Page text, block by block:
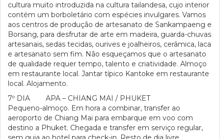
cultura muito introduzida na cultura tailandesa, cujo interior
contém um borboletário com espécies invulgares. Vamos
aos centros de produção de artesanato de Sankampaeng e
Borsang, para desfrutar de arte em madeira, guarda-chuvas
artesanais, sedas tecidas, ourives e joalheiros, cerâmica, laca
e artesanato sem fim. Não esqueçamos que o artesanato
de qualidade requer tempo, talento e criatividade. Almoço
em restaurante local. Jantar típico Kantoke em restaurante
local. Alojamento.
7º DIA APA – CHIANG MAI / PHUKET
Pequeno-almoço. Em hora a combinar, transfer ao
aeroporto de Chiang Mai para embarque em voo com
destino a Phuket. Chegada e transfer em serviço regular,